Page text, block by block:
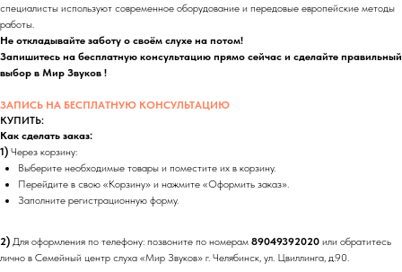
специалисты используют современное оборудование и передовые европейские методы
работы.
Не откладывайте заботу о своём слухе на потом!
Запишитесь на бесплатную консультацию прямо сейчас и сделайте правильный
выбор в Мир Звуков !
ЗАПИСЬ НА БЕСПЛАТНУЮ КОНСУЛЬТАЦИЮ
КУПИТЬ:
Как сделать заказ:
1) Через корзину:
Выберите необходимые товары и поместите их в корзину.
Перейдите в свою «Корзину» и нажмите «Оформить заказ».
Заполните регистрационную форму.
2) Для оформления по телефону: позвоните по номерам 89049392020 или обратитесь
лично в Семейный центр слуха «Мир Звуков» г. Челябинск, ул. Цвиллинга, д.90.